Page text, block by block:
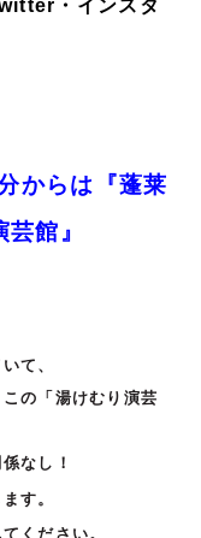
・インスタ
らは『蓬莱
館』
て、
の「湯けむり演芸
なし！
す。
ください。